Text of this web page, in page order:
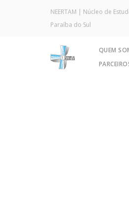
NEERTAM | Núcleo de
Paraíba do Sul
QUEM